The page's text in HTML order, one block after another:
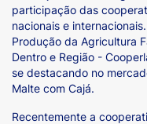
participação das
nacionais e
Produção da Agricultura
Dentro e Região -
se destacando no
Malte com Cajá.
Recentemente a